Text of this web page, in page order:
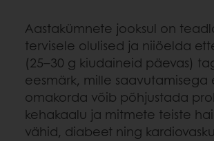
Aastakümnete jooksul on
tervisele olulised ja niiöelda
(25–30 g kiudaineid päevas)
eesmärk, mille
omakorda võib põhjustada
kehakaalu ja mitmete teiste
vähid, diabeet ning